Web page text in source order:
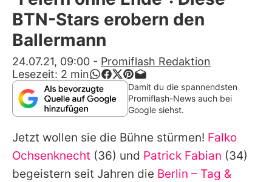
Alle Themen auf Promiflash
App runterladen
Team
Redaktionelle Richtlinien
Impressum
Datenschutzerklärung
BTN-Stars erobern den
Ballermann
24.07.21, 09:00 - Promiflash Redaktion
Lesezeit: 2 min
Damit du die spannendsten
Promiflash-News auch bei
Google siehst.
Jetzt wollen sie die Bühne stürmen! Falko
Ochsenknecht (36) und Patrick Fabian (34)
begeistern seit Jahren die Berlin – Tag &